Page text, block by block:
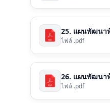
25. แผนพัฒนา
ไฟล์ .pdf
26. แผนพัฒนาท้
ไฟล์ .pdf